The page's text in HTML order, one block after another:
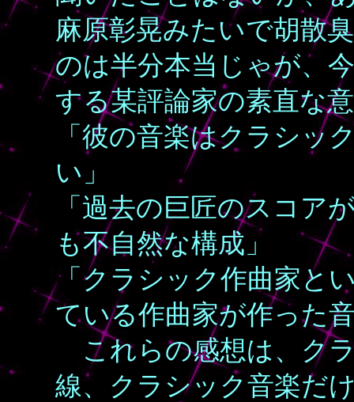
麻原彰晃みたいで胡散
のは半分本当じゃが、
する某評論家の素直な
「彼の音楽はクラシッ
い」
「過去の巨匠のスコア
も不自然な構成」
「クラシック作曲家と
ている作曲家が作った
これらの感想は、ク
線、クラシック音楽だ